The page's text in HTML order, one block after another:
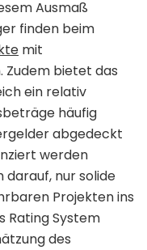
Ausmaß
finden beim
mit
Zudem bietet das
ein relativ
häufig
abgedeckt
werden
darauf, nur solide
Projekten ins
Rating System
des